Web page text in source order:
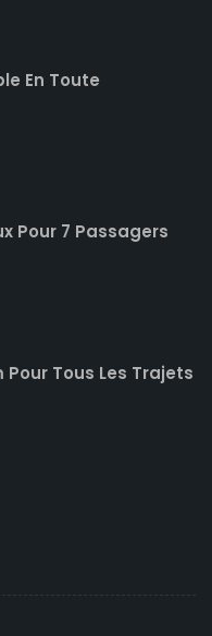
En Toute
Pour 7 Passagers
Tous Les Trajets